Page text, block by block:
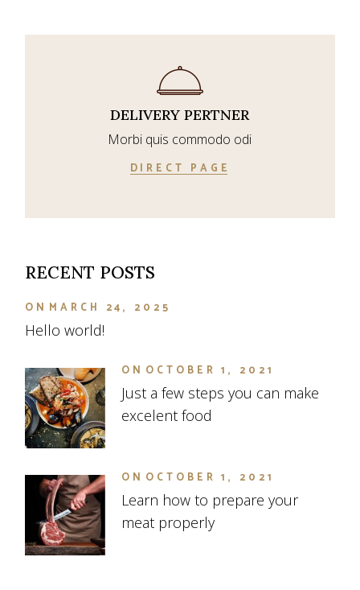
DELIVERY PERTNER
Morbi quis commodo odi
DIRECT PAGE
RECENT POSTS
ON MARCH 24, 2025
Hello world!
ON OCTOBER 1, 2021
Just a few steps you can make
excelent food
ON OCTOBER 1, 2021
Learn how to prepare your
meat properly